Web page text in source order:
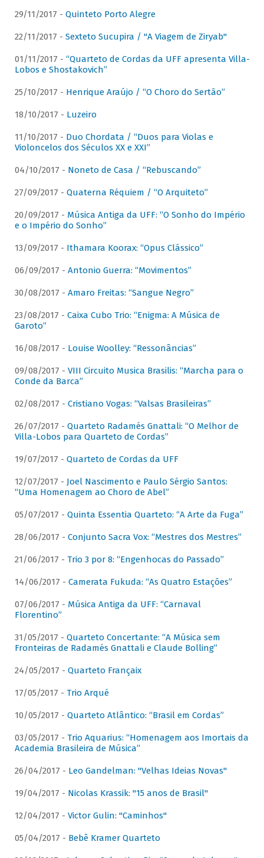
29/11/2017 - Quinteto Porto Alegre
22/11/2017 - Sexteto Sucupira / "A Viagem de Ziryab"
01/11/2017 - “Quarteto de Cordas da UFF apresenta Villa-
Lobos e Shostakovich”
25/10/2017 - Henrique Araújo / “O Choro do Sertão”
18/10/2017 - Luzeiro
11/10/2017 - Duo Chordata / “Duos para Violas e
Violoncelos dos Séculos XX e XXI”
04/10/2017 - Noneto de Casa / “Rebuscando”
27/09/2017 - Quaterna Réquiem / “O Arquiteto”
20/09/2017 - Música Antiga da UFF: “O Sonho do Império
e o Império do Sonho”
13/09/2017 - Ithamara Koorax: “Opus Clássico”
06/09/2017 - Antonio Guerra: “Movimentos”
30/08/2017 - Amaro Freitas: “Sangue Negro”
23/08/2017 - Caixa Cubo Trio: “Enigma: A Música de
Garoto”
16/08/2017 - Louise Woolley: “Ressonâncias”
09/08/2017 - VIII Circuito Musica Brasilis: “Marcha para o
Conde da Barca”
02/08/2017 - Cristiano Vogas: “Valsas Brasileiras”
26/07/2017 - Quarteto Radamés Gnattali: “O Melhor de
Villa-Lobos para Quarteto de Cordas”
19/07/2017 - Quarteto de Cordas da UFF
12/07/2017 - Joel Nascimento e Paulo Sérgio Santos:
“Uma Homenagem ao Choro de Abel”
05/07/2017 - Quinta Essentia Quarteto: “A Arte da Fuga”
28/06/2017 - Conjunto Sacra Vox: “Mestres dos Mestres”
21/06/2017 - Trio 3 por 8: “Engenhocas do Passado”
14/06/2017 - Camerata Fukuda: “As Quatro Estações”
07/06/2017 - Música Antiga da UFF: “Carnaval
Florentino”
31/05/2017 - Quarteto Concertante: “A Música sem
Fronteiras de Radamés Gnattali e Claude Bolling”
24/05/2017 - Quarteto Françaix
17/05/2017 - Trio Arqué
10/05/2017 - Quarteto Atlântico: “Brasil em Cordas”
03/05/2017 - Trio Aquarius: “Homenagem aos Imortais da
Academia Brasileira de Música”
26/04/2017 - Leo Gandelman: "Velhas Ideias Novas"
19/04/2017 - Nicolas Krassik: "15 anos de Brasil"
12/04/2017 - Victor Gulin: "Caminhos"
05/04/2017 - Bebê Kramer Quarteto